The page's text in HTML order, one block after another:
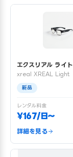
エクスリアル ライト
xreal XREAL Light
新品
レンタル料金
¥167/日〜
詳細を見る